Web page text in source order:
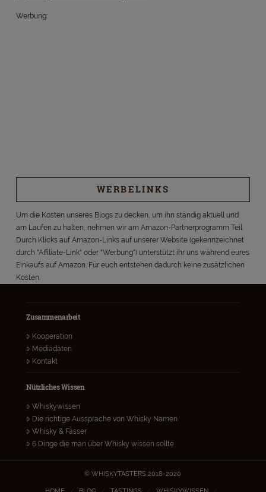
Werbung:
WERBELINKS
Um die Kosten unseres Blogs zu decken, um ihn ständig aktuell und
am Laufen zu halten, nehmen wir am Amazon-Partnerprogramm Teil.
Durch Klicks auf Amazon-Links auf unserer Website (gekennzeichnet
durch "Affiliate-Link" oder "Werbung") unterstützt ihr uns während eures
Einkaufs auf Amazon. Für euch entstehen dadurch keine zusätzlichen
Kosten.
Zusammenarbeit
Kooperation
Mediadaten
Kontakt
Nützliches Wissen
Whiskywissen
Die richtige Aussprache von Whisky Namen
Whisky & Fässer
6 Dinge die man über Whisky wissen sollte
© WHISKYTASTERS 2018-2020